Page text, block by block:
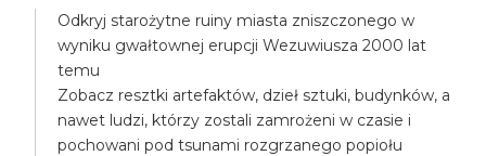
Odkryj starożytne ruiny miasta zniszczonego w
wyniku gwałtownej erupcji Wezuwiusza 2000 lat
temu
Zobacz resztki artefaktów, dzieł sztuki, budynków, a
nawet ludzi, którzy zostali zamrożeni w czasie i
pochowani pod tsunami rozgrzanego popiołu